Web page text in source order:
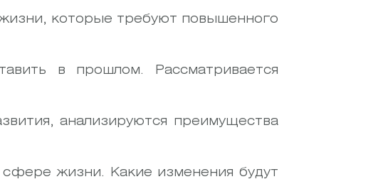
которые требуют повышенного
в прошлом. Рассматривается
анализируются преимущества
жизни. Какие изменения будут